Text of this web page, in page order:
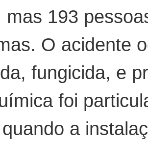
193
O acidente
fungicida, e
foi
a